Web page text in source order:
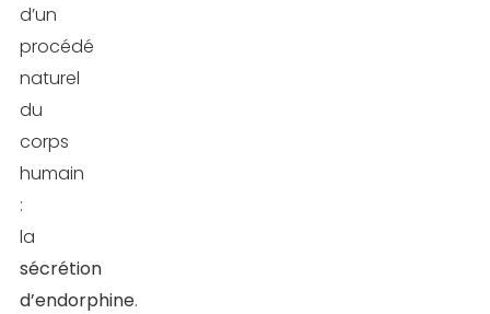
d’un
procédé
naturel
du
corps
humain
:
la
sécrétion
d’endorphine.